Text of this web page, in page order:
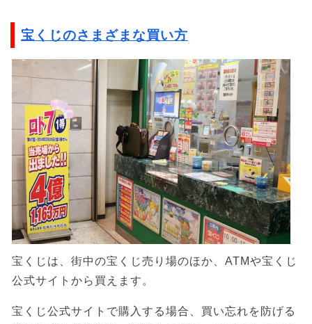
宝くじのさまざまな買い方
宝くじは、街中の宝くじ売り場のほか、ATMや宝くじ
公式サイトから買えます。
宝くじ公式サイトで購入する場合、買い忘れを防げる